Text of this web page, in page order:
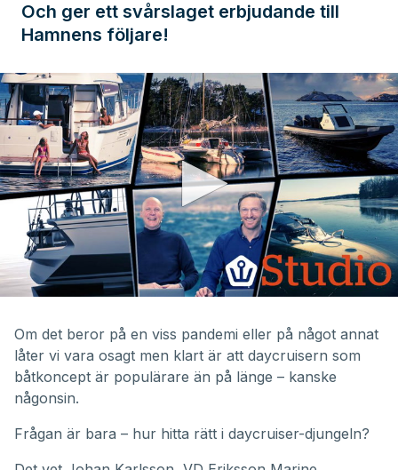
Och ger ett svårslaget erbjudande till
Hamnens följare!
minutes,
seconds
Om det beror på en viss pandemi eller på något annat
låter vi vara osagt men klart är att daycruisern som
båtkoncept är populärare än på länge – kanske
någonsin.
Frågan är bara – hur hitta rätt i daycruiser-djungeln?